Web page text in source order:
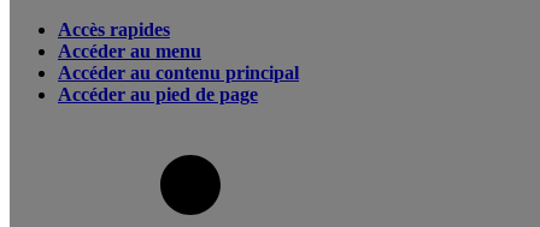
Accès rapides
Accéder au menu
Accéder au contenu principal
Accéder au pied de page